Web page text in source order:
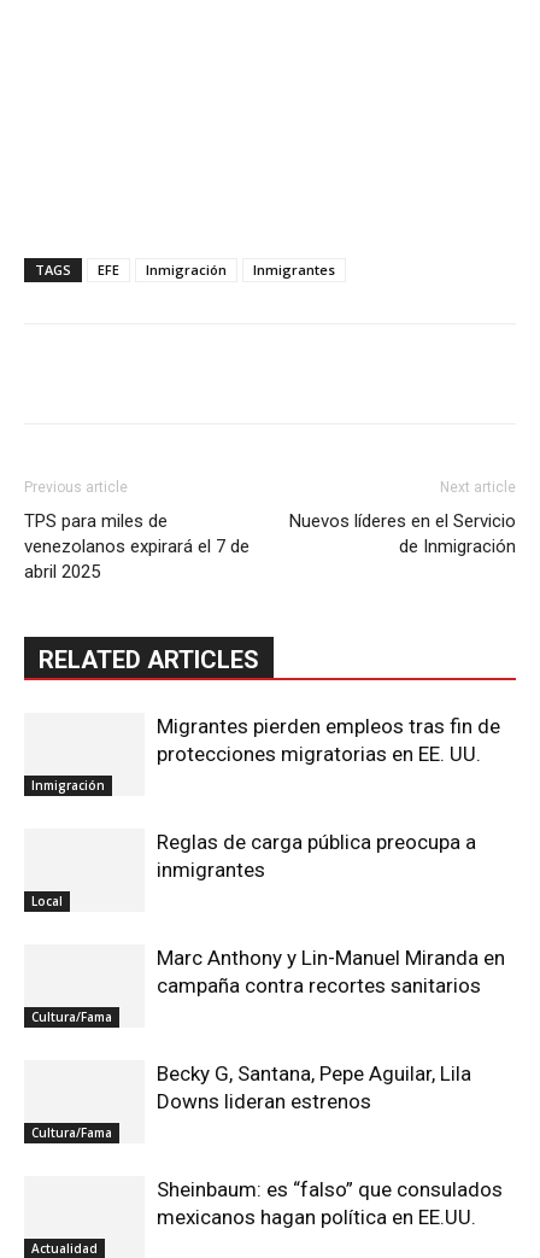
TAGS EFE Inmigración Inmigrantes
Previous article
TPS para miles de
venezolanos expirará el 7 de
abril 2025
Next article
Nuevos líderes en el Servicio
de Inmigración
RELATED ARTICLES
Inmigración
Migrantes pierden empleos tras fin de
protecciones migratorias en EE. UU.
Local
Reglas de carga pública preocupa a
inmigrantes
Cultura/Fama
Marc Anthony y Lin-Manuel Miranda en
campaña contra recortes sanitarios
Cultura/Fama
Becky G, Santana, Pepe Aguilar, Lila
Downs lideran estrenos
Actualidad
Sheinbaum: es “falso” que consulados
mexicanos hagan política en EE.UU.